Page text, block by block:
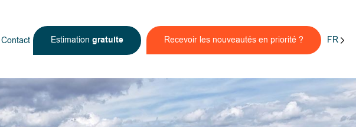
Contact Estimation gratuite Recevoir les nouveautés en priorité ? FR